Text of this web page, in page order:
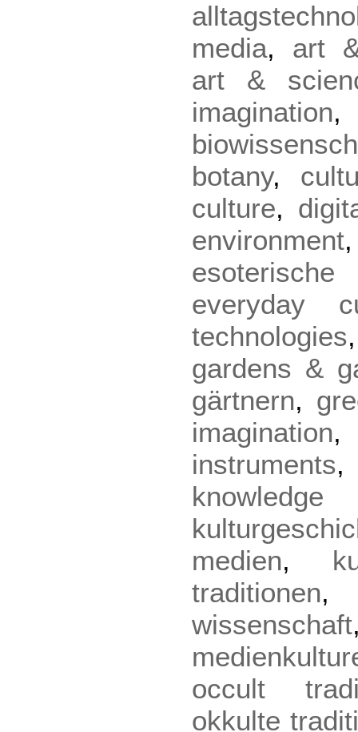
media, art
art &
imagination
botany,
culture,
environment
everyday
technologies
gardens &
gärtnern,
imagination
instruments
medien,
traditionen
wissenschaft
occult
okkulte